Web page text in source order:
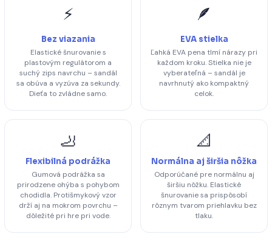
⚡
Bez viazania
Elastické šnurovanie s
plastovým regulátorom a
suchý zips navrchu – sandál
sa obúva a vyzúva za sekundy.
Dieťa to zvládne samo.
🪶
EVA stielka
Ľahká EVA pena tlmí nárazy pri
každom kroku. Stielka nie je
vyberateľná – sandál je
navrhnutý ako kompaktný
celok.
🦶
Flexibilná podrážka
Gumová podrážka sa
prirodzene ohýba s pohybom
chodidla. Protišmykový vzor
drží aj na mokrom povrchu –
dôležité pri hre pri vode.
📐
Normálna aj širšia nôžka
Odporúčané pre normálnu aj
širšiu nôžku. Elastické
šnurovanie sa prispôsobí
rôznym tvarom priehlavku bez
tlaku.